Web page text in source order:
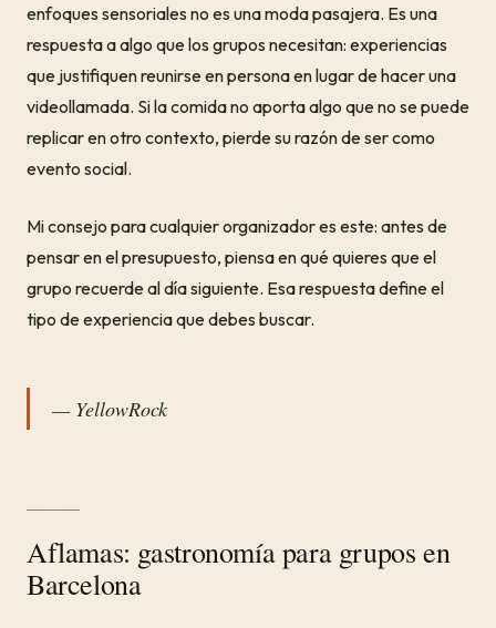
enfoques sensoriales no es una moda pasajera. Es una
respuesta a algo que los grupos necesitan: experiencias
que justifiquen reunirse en persona en lugar de hacer una
videollamada. Si la comida no aporta algo que no se puede
replicar en otro contexto, pierde su razón de ser como
evento social.
Mi consejo para cualquier organizador es este: antes de
pensar en el presupuesto, piensa en qué quieres que el
grupo recuerde al día siguiente. Esa respuesta define el
tipo de experiencia que debes buscar.
— YellowRock
Aflamas: gastronomía para grupos en
Barcelona